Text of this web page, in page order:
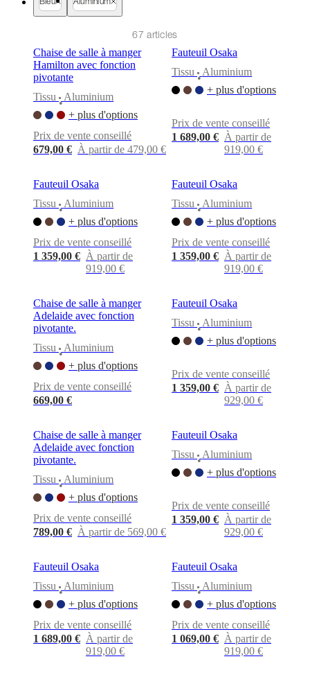
d'expositionPiècesSéjours Salles
Aménagements
extérieursPetits
espacesBureaux BoConcept
ChristensenInspirationService
Contact Délai
livraisonEntretien
Décoration
d'IntérieurCommandez
échantillons
gratuitsTrouver
BoConceptValeursResponsabilité
l’entrepriseL’histoire
Savoir-
qualitéRencontre
certificationsDéclaration
d’accessibilitéDevenir
franchisé
Professionals
ProgramProjectsArticles
67 articles
Chaise de salle à manger
Hamilton avec fonction
pivotante
Tissu
•
Aluminium
+ plus d'options
Prix de vente conseillé
679,00 € À partir de 479,00 €
Fauteuil Osaka
Tissu
•
Aluminium
+ plus d'options
Prix de vente conseillé
1 689,00 € À partir de
919,00 €
Fauteuil Osaka
Tissu
•
Aluminium
+ plus d'options
Prix de vente conseillé
1 359,00 € À partir de
919,00 €
Fauteuil Osaka
Tissu
•
Aluminium
+ plus d'options
Prix de vente conseillé
1 359,00 € À partir de
919,00 €
Chaise de salle à manger
Adelaide avec fonction
pivotante.
Tissu
•
Aluminium
+ plus d'options
Prix de vente conseillé
669,00 €
Fauteuil Osaka
Tissu
•
Aluminium
+ plus d'options
Prix de vente conseillé
1 359,00 € À partir de
929,00 €
Chaise de salle à manger
Adelaide avec fonction
pivotante.
Tissu
•
Aluminium
+ plus d'options
Prix de vente conseillé
789,00 € À partir de 569,00 €
Fauteuil Osaka
Tissu
•
Aluminium
+ plus d'options
Prix de vente conseillé
1 359,00 € À partir de
929,00 €
Fauteuil Osaka
Tissu
•
Aluminium
+ plus d'options
Prix de vente conseillé
1 689,00 € À partir de
919,00 €
Fauteuil Osaka
Tissu
•
Aluminium
+ plus d'options
Prix de vente conseillé
1 069,00 € À partir de
919,00 €